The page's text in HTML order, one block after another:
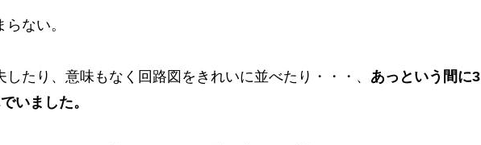
ない。
たり、意味もなく回路図をきれいに並べたり・・・、 あっという間に3
いました。